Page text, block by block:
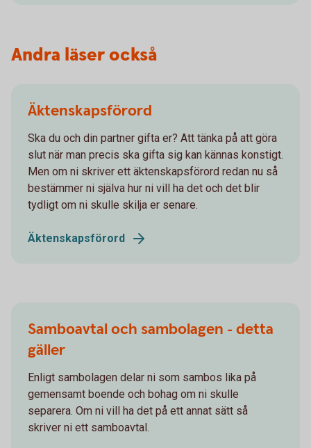
Andra läser också
Äktenskapsförord
Ska du och din partner gifta er? Att tänka på att göra
slut när man precis ska gifta sig kan kännas konstigt.
Men om ni skriver ett äktenskapsförord redan nu så
bestämmer ni själva hur ni vill ha det och det blir
tydligt om ni skulle skilja er senare.
Äktenskapsförord
Samboavtal och sambolagen - detta
gäller
Enligt sambolagen delar ni som sambos lika på
gemensamt boende och bohag om ni skulle
separera. Om ni vill ha det på ett annat sätt så
skriver ni ett samboavtal.